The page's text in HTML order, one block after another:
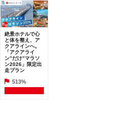
絶景ホテルで心
と体を整え、ア
クアラインへ。
「アクアライ
ン”だけ”マラソ
ン2026」限定出
走プラン
513%